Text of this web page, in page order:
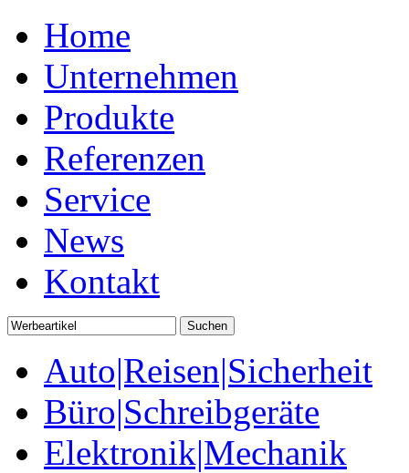
Home
Unternehmen
Produkte
Referenzen
Service
News
Kontakt
Auto|Reisen|Sicherheit
Büro|Schreibgeräte
Elektronik|Mechanik